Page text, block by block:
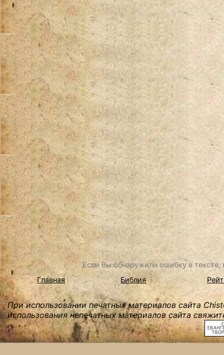
Если Вы обнаружили ошибку в
Главная
Библия
При использовании печатных материалов сайта
использования непечатных материалов сайта